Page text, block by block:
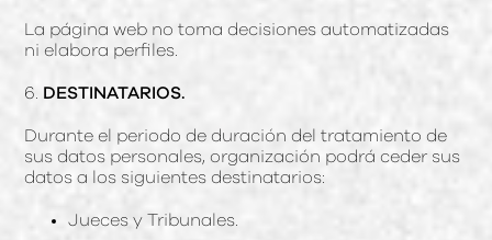
La página web no toma decisiones automatizadas
ni elabora perfiles.
6. DESTINATARIOS.
Durante el periodo de duración del tratamiento de
sus datos personales, organización podrá ceder sus
datos a los siguientes destinatarios:
Jueces y Tribunales.